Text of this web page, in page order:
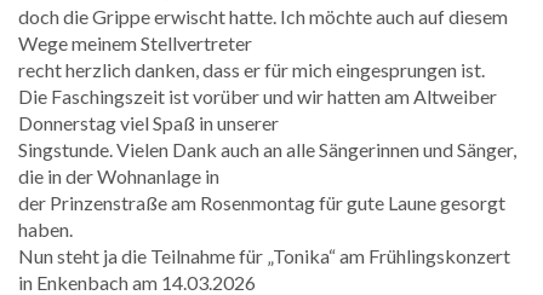
doch die Grippe erwischt hatte. Ich möchte auch auf diesem
Wege meinem Stellvertreter
recht herzlich danken, dass er für mich eingesprungen ist.
Die Faschingszeit ist vorüber und wir hatten am Altweiber
Donnerstag viel Spaß in unserer
Singstunde. Vielen Dank auch an alle Sängerinnen und Sänger,
die in der Wohnanlage in
der Prinzenstraße am Rosenmontag für gute Laune gesorgt
haben.
Nun steht ja die Teilnahme für „Tonika“ am Frühlingskonzert
in Enkenbach am 14.03.2026